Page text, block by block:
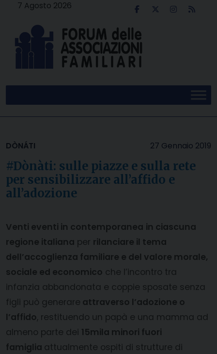
7 Agosto 2026
27 Gennaio 2019
DÒNÁTI
#Dònàti: sulle piazze e sulla rete
per sensibilizzare all’affido e
all’adozione
Venti eventi in contemporanea in ciascuna
regione italiana per rilanciare il tema
dell’accoglienza familiare e del valore morale,
sociale ed economico che l’incontro tra
infanzia abbandonata e coppie sposate senza
figli può generare attraverso l’adozione o
l’affido, restituendo un papà e una mamma ad
almeno parte dei 15mila minori fuori
famiglia attualmente ospiti di strutture di